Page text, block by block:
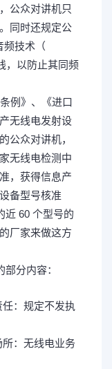
公众对讲机只
同时还规定公
频技术（
，以防止其同频
例》、《进口
无线电发射设
公众对讲机，
无线电检测中
，获得信息产
备型号核准
近 60 个型号的
厂家来做这方
分内容：
：规定不发执
：无线电业务